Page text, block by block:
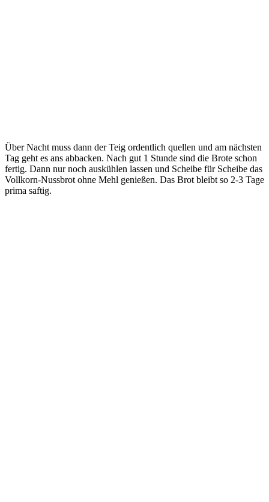
Über Nacht muss dann der Teig ordentlich quellen und am nächsten
Tag geht es ans abbacken. Nach gut 1 Stunde sind die Brote schon
fertig. Dann nur noch auskühlen lassen und Scheibe für Scheibe das
Vollkorn-Nussbrot ohne Mehl genießen. Das Brot bleibt so 2-3 Tage
prima saftig.